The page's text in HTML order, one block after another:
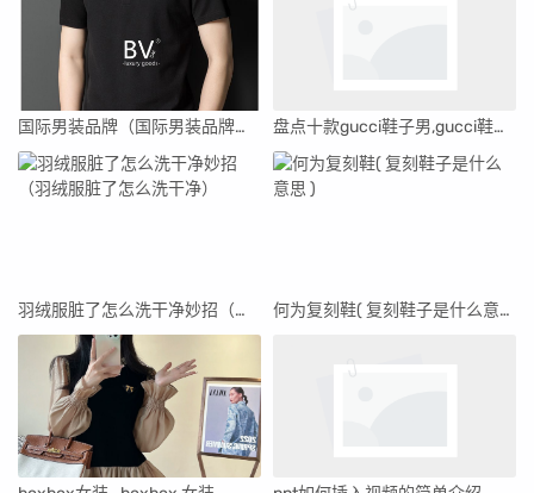
国际男装品牌（国际男装品牌十大排名） 盘点十款gucci鞋子男,gucci鞋子男经典款集合
羽绒服脏了怎么洗干净妙招（羽绒服脏了怎么洗干净） 何为复刻鞋( 复刻鞋子是什么意思 )